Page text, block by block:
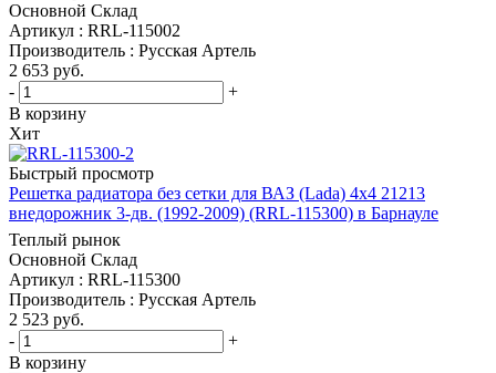
Основной Склад
Артикул : RRL-115002
Производитель : Русская Артель
2 653 руб.
-
+
В корзину
Хит
Быстрый просмотр
Решетка радиатора без сетки для ВАЗ (Lada) 4x4 21213
внедорожник 3-дв. (1992-2009) (RRL-115300) в Барнауле
Теплый рынок
Основной Склад
Артикул : RRL-115300
Производитель : Русская Артель
2 523 руб.
-
+
В корзину